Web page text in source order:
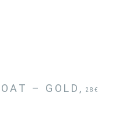
– GOLD, 28€